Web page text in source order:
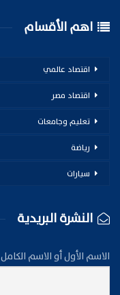
اهم الأقسام
اقتصاد عالمي
اقتصاد مصر
تعليم وجامعات
رياضة
سيارات
النشرة البريدية
الاسم الأول أو الاسم الكامل